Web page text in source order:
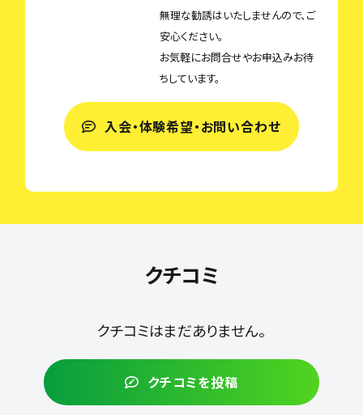
無理な勧誘はいたしませんので、ご
安心ください。
お気軽にお問合せやお申込みお待
ちしています。
入会・体験希望・お問い合わせ
クチコミ
クチコミはまだありません。
クチコミを投稿